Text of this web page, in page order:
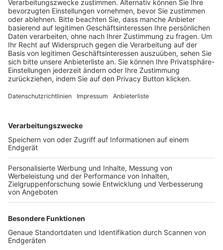
Schulungsangebot Vereinsmitarbeiter
BFV-Geschäftsstellen
Trainerbörse
Login SpielPlus
FOLGE DEM BFV
TOP-VEREINE
TOP-PARTNER